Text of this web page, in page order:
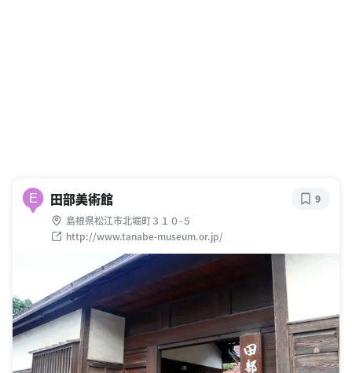
E 田部美術館
島根県松江市北堀町３１０-５
http://www.tanabe-museum.or.jp/
9